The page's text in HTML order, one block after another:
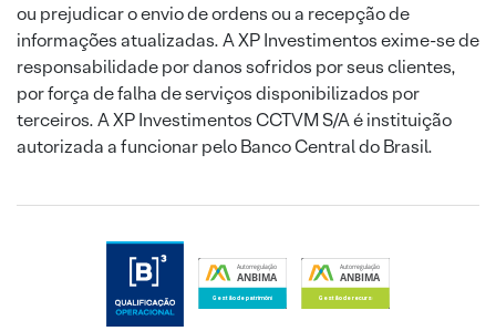
ou prejudicar o envio de ordens ou a recepção de
informações atualizadas. A XP Investimentos exime-se de
responsabilidade por danos sofridos por seus clientes,
por força de falha de serviços disponibilizados por
terceiros. A XP Investimentos CCTVM S/A é instituição
autorizada a funcionar pelo Banco Central do Brasil.